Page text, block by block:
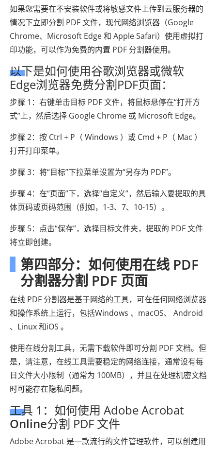
如果您需要在不安装软件或将敏感文件上传到云服务器的
情况下立即分割 PDF 文件，现代网络浏览器（Google
Chrome、Microsoft Edge 和 Apple Safari）使用虚拟打
印功能，可以作为免费的内置 PDF 分割器使用。
以下是如何使用谷歌浏览器或微软
Edge浏览器免费分割PDF页面：
步骤 1：右键单击目标 PDF 文件，将鼠标悬停在“打开方
式”上，然后选择 Google Chrome 或 Microsoft Edge。
步骤 2：按 Ctrl + P（ Windows ）或 Cmd + P（ Mac ）
打开打印菜单。
步骤 3：将“目标”下拉菜单设置为“另存为 PDF”。
步骤 4：在“页面”下，选择“自定义”，然后输入要提取的具
体页码或页码范围（例如，1-3、7、10-15）。
步骤 5：点击“保存”，选择目标文件夹，提取的 PDF 文件
将立即创建。
第四部分：如何使用在线 PDF
分割器分割 PDF 页面
在线 PDF 分割器是基于网络的工具，可在任何网络浏览器
和操作系统上运行，包括Windows 、macOS、 Android
、Linux 和iOS 。
使用在线分割工具，无需下载软件即可分割 PDF 文档。但
是，请注意，在线工具需要稳定的网络连接，通常设有每
日文件大小限制（通常为 100MB），并且在处理机密文档
时可能存在隐私问题。
工具 1：如何使用 Adob​​e Acrobat
Online分割 PDF 文件
Adobe Acrobat 是一款流行的文件管理软件，可以创建用